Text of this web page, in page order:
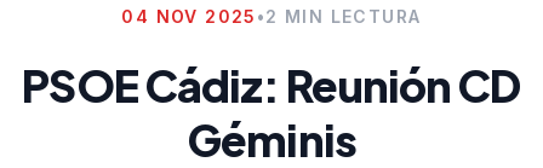
04 NOV 2025 •2 MIN LECTURA
PSOE Cádiz: Reunión CD
Géminis